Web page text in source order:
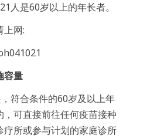
人是60岁以上的年长者。
上网:
容量
符合条件的60岁及以上年
，可直接前往任何疫苗接种
疗所或参与计划的家庭诊所